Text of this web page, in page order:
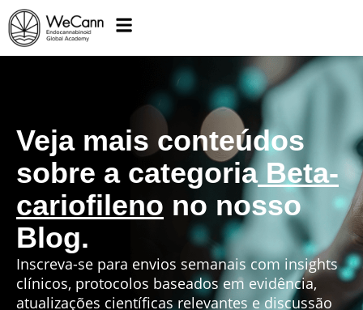
Veja mais conteúdos
sobre a categoriaBeta-
cariofileno no nosso
Blog.
Inscreva-se para envios semanais com insights
clínicos, protocolos baseados em evidência,
atualizações científicas relevantes e discussão